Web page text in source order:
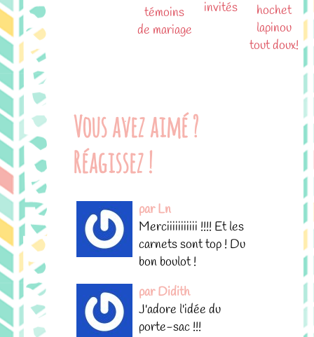
témoins
de mariage
invités
hochet
lapinou
tout doux!
Vous avez aimé ?
Réagissez !
par Ln
Merciiiiiiiiiii !!!! Et les
carnets sont top ! Du
bon boulot !
par Didith
J'adore l'idée du
porte-sac !!!